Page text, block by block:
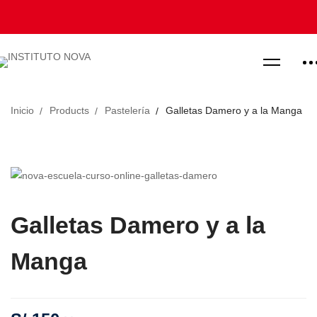
Inicio Products Pastelería Galletas Damero y a la Manga
Galletas Damero y a la
Manga